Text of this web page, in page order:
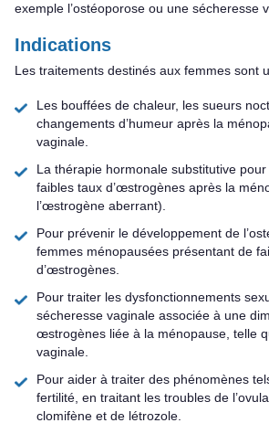
exemple l’ostéoporose ou une sécheresse
Indications
Les traitements destinés aux femmes sont
Les bouffées de chaleur, les sueurs
changements d’humeur après la
vaginale.
La thérapie hormonale substitutive
faibles taux d’œstrogènes après la
l’œstrogène aberrant).
Pour prévenir le développement de
femmes ménopausées présentant de
d’œstrogènes.
Pour traiter les dysfonctionnements
sécheresse vaginale associée à une
œstrogènes liée à la ménopause, telle
vaginale.
Pour aider à traiter des phénomènes
fertilité, en traitant les troubles de
clomifène et de létrozole.